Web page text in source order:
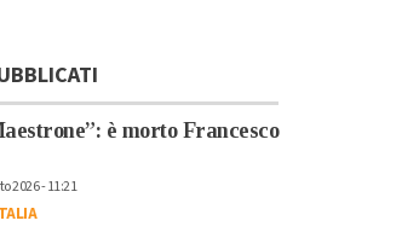
è morto Francesco
2026 - 11:21